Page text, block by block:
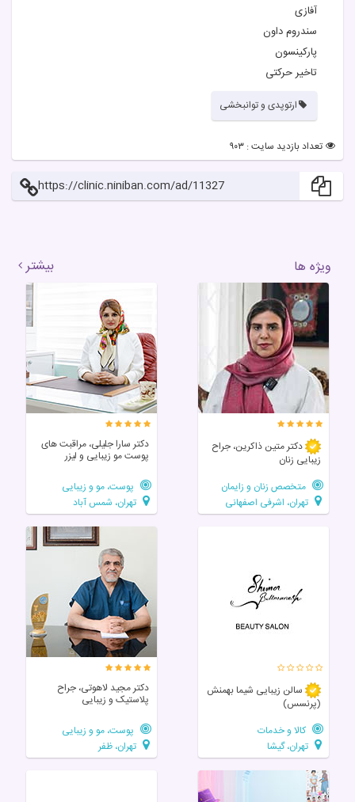
آفازی
سندروم داون
پارکینسون
تاخیر حرکتی
ارتوپدی و توانبخشی
تعداد بازدید سایت : ۹۰۳
https://clinic.niniban.com/ad/11327
ویژه ها بیشتر
دکتر متین ذاکرین، جراح
زیبایی زنان
متخصص زنان و زایمان
تهران، اشرفی اصفهانی
دکتر سارا جلیلی، مراقبت های
پوست مو زیبایی و لیزر
پوست، مو و زیبایی
تهران، شمس آباد
سالن زيبايی شیما بهمنش
(پرنسس)
کالا و خدمات
تهران، گیشا
دکتر مجید لاهوتی، جراح
پلاستیک و زیبایی
پوست، مو و زیبایی
تهران، ظفر